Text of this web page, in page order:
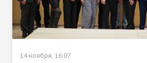
14 ноября, 16:07